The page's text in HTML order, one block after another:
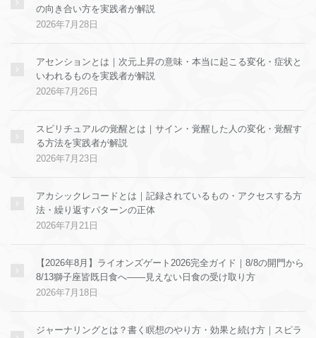
の向き合い方を実践者が解説
2026年7月28日
アセンションとは｜次元上昇の意味・本当に起こる変化・症状と
いわれるものを実践者が解説
2026年7月26日
スピリチュアルの覚醒とは｜サイン・覚醒した人の変化・覚醒す
る方法を実践者が解説
2026年7月23日
アカシックレコードとは｜記録されているもの・アクセスする方
法・繰り返すパターンの正体
2026年7月21日
【2026年8月】ライオンズゲート2026完全ガイド｜8/8の開門から
8/13獅子座皆既日食へ——見えない日食の受け取り方
2026年7月18日
ジャーナリングとは？書く瞑想のやり方・効果と続け方｜スピラ